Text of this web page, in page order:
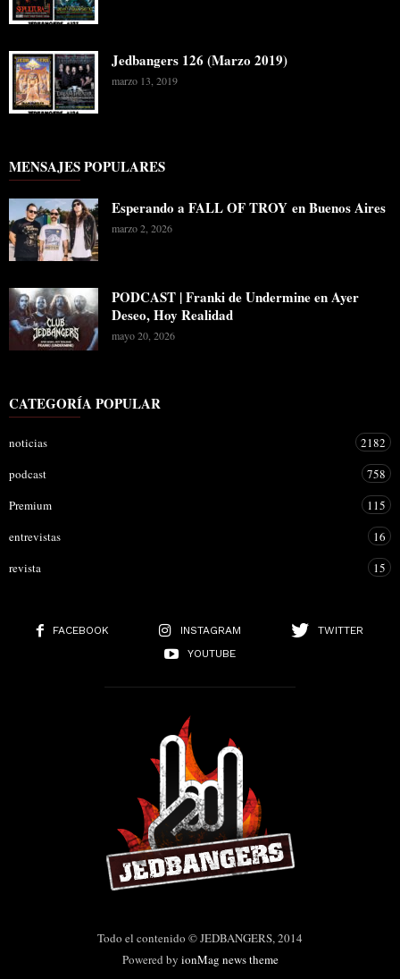
Jedbangers 126 (Marzo 2019)
marzo 13, 2019
MENSAJES POPULARES
Esperando a FALL OF TROY en Buenos Aires
marzo 2, 2026
PODCAST | Franki de Undermine en Ayer
Deseo, Hoy Realidad
mayo 20, 2026
CATEGORÍA POPULAR
noticias
2182
podcast
758
Premium
115
entrevistas
16
revista
15
FACEBOOK INSTAGRAM
TWITTER
YOUTUBE
Todo el contenido © JEDBANGERS, 2014
Powered by ionMag news theme